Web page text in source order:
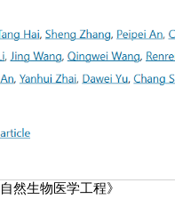
然生物医学工程》